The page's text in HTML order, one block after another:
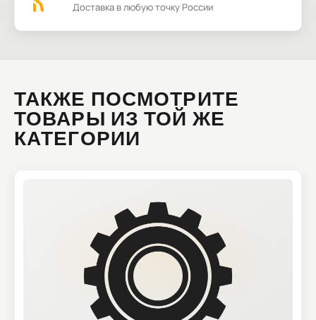
Доставка в любую точку России
ТАКЖЕ ПОСМОТРИТЕ
ТОВАРЫ ИЗ ТОЙ ЖЕ
КАТЕГОРИИ